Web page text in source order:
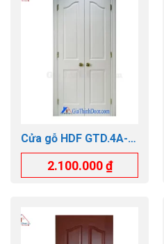
Cửa gỗ HDF GTD.4A-
C1 Cánh đôi
2.100.000₫